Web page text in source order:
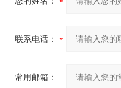
联系电话：
常用邮箱：